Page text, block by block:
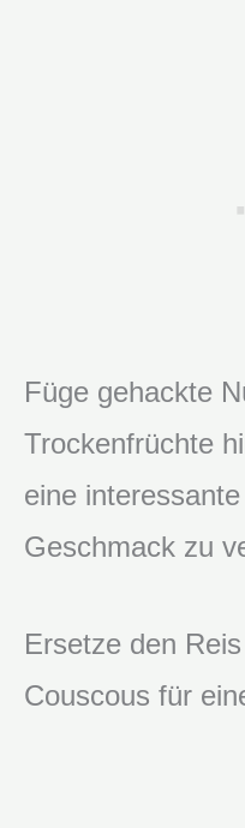
Füge gehackte
Trockenfrüchte
eine
Geschmack zu
Ersetze den
Couscous für